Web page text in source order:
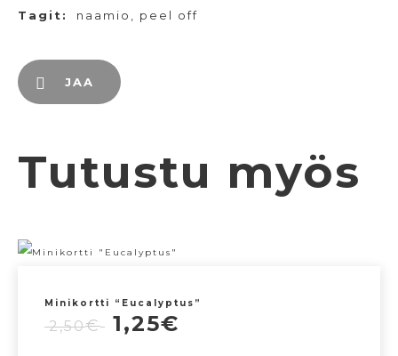
Tagit: naamio peel off
JAA
Tutustu myös
Minikortti “Eucalyptus”
2,50€
Alkuperäinen
1,25€